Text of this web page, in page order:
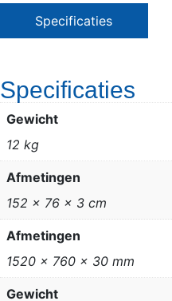
Specificaties
Specificaties
Gewicht
12 kg
Afmetingen
152 × 76 × 3 cm
Afmetingen
1520 x 760 x 30 mm
Gewicht